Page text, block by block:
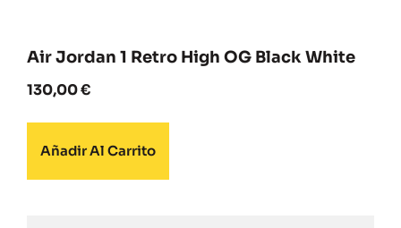
Air Jordan 1 Retro High OG Black White
130,00€
Añadir Al Carrito